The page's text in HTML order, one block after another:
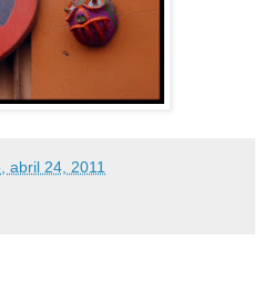
abril 24, 2011